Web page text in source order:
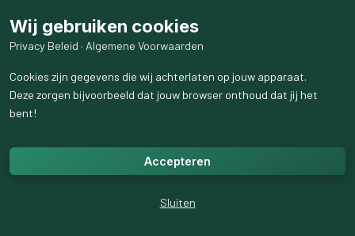
Wij gebruiken cookies
Privacy Beleid · Algemene Voorwaarden
Cookies zijn gegevens die wij achterlaten op jouw apparaat.
Deze zorgen bijvoorbeeld dat jouw browser onthoud dat jij het
bent!
Accepteren
Sluiten